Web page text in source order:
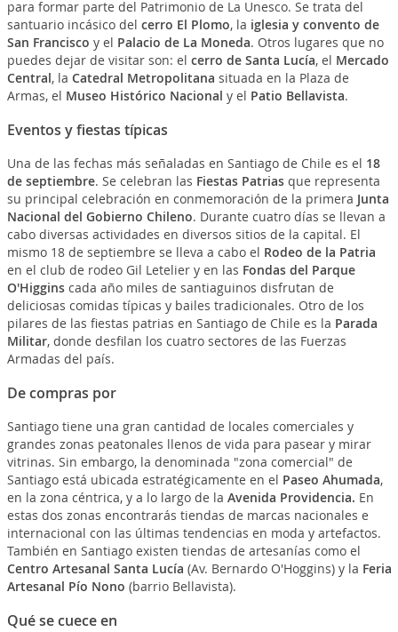
para formar parte del Patrimonio de La Unesco. Se trata del
santuario incásico del cerro El Plomo, la iglesia y convento de
San Francisco y el Palacio de La Moneda. Otros lugares que no
puedes dejar de visitar son: el cerro de Santa Lucía, el Mercado
Central, la Catedral Metropolitana situada en la Plaza de
Armas, el Museo Histórico Nacional y el Patio Bellavista.
Eventos y fiestas típicas
Una de las fechas más señaladas en Santiago de Chile es el 18
de septiembre. Se celebran las Fiestas Patriasque representa
su principal celebración en conmemoración de la primera Junta
Nacional del Gobierno Chileno. Durante cuatro días se llevan a
cabo diversas actividades en diversos sitios de la capital. El
mismo 18 de septiembre se lleva a cabo el Rodeo de la Patria
en el club de rodeo Gil Letelier y en las Fondas del Parque
O'Higginscada año miles de santiaguinos disfrutan de
deliciosas comidas típicas y bailes tradicionales. Otro de los
pilares de las fiestas patrias en Santiago de Chile es la Parada
Militar, donde desfilan los cuatro sectores de las Fuerzas
Armadas del país.
De compras por
Santiago tiene una gran cantidad de locales comerciales y
grandes zonas peatonales llenos de vida para pasear y mirar
vitrinas. Sin embargo, la denominada "zona comercial" de
Santiago está ubicada estratégicamente en el Paseo Ahumada,
en la zona céntrica, y a lo largo de la Avenida Providencia. En
estas dos zonas encontrarás tiendas de marcas nacionales e
internacional con las últimas tendencias en moda y artefactos.
También en Santiago existen tiendas de artesanías como el
Centro Artesanal Santa Lucía (Av. Bernardo O'Hoggins) y la Feria
Artesanal Pío Nono (barrio Bellavista).
Qué se cuece en